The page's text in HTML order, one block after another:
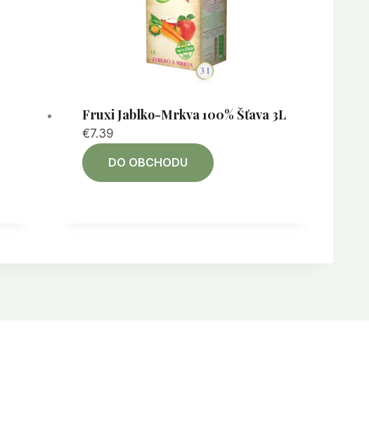
Fruxi Jablko-Mrkva 100% Šťava 3L
€7.39
DO OBCHODU